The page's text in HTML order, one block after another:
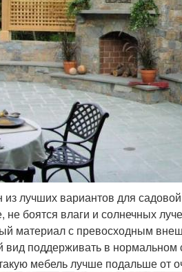
из лучших вариантов для
не боятся влаги и солнечных
материал с превосходным
вид поддерживать в нормальном
мебель лучше подальше от